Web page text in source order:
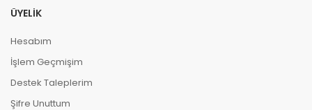
ÜYELIK
Hesabım
İşlem Geçmişim
Destek Taleplerim
Şifre Unuttum